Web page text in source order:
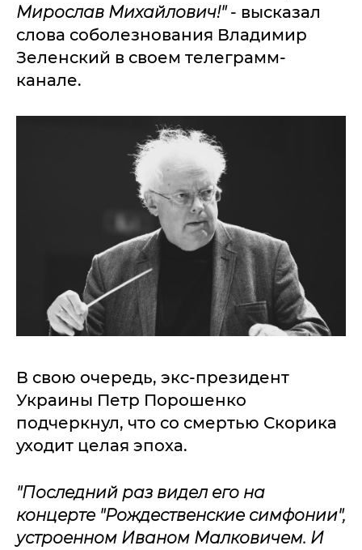
Мирослав Михайлович!"- высказал
слова соболезнования Владимир
Зеленский в своем телеграмм-
канале.
В свою очередь, экс-президент
Украины Петр Порошенко
подчеркнул, что со смертью Скорика
уходит целая эпоха.
"Последний раз видел его на
концерте "Рождественские симфонии",
устроенном Иваном Малковичем. И